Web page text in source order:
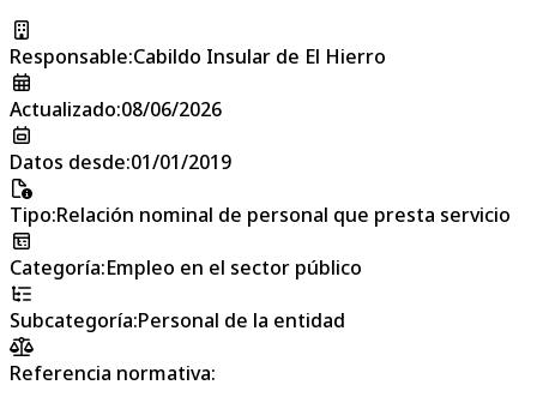
Responsable:Cabildo Insular de El Hierro
Actualizado:08/06/2026
Datos desde:01/01/2019
Tipo:Relación nominal de personal que presta servicio
Categoría:Empleo en el sector público
Subcategoría:Personal de la entidad
Referencia normativa: